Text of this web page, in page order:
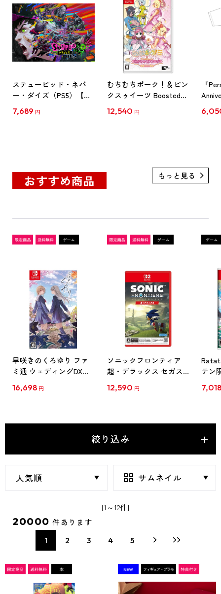
ステューピッド・ネバ
ー・ダイズ（PS5）【エ
7,689 円
むちむちポーク！＆ピン
クスゥイーツ Boosted
Switch
12,540 円
『
おすすめ商品
早咲きのくろゆり ファ
ミ通 ウェディングDXパ
ト
16,698 円
ソニックフロンティア
超・デラックス セガス
ク 35thアニバーサリー
12,590 円
テン
絞り込み
[1～12件]
20000 件あります
1 2 3 4 5